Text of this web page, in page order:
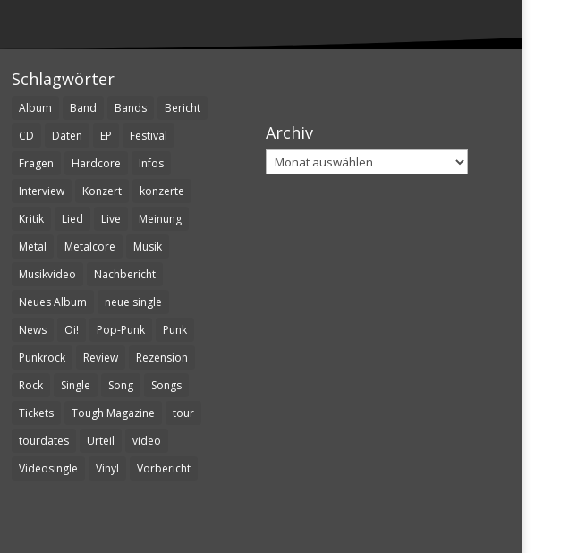
Schlagwörter
Album Band Bands
Bericht
CD
Daten EP
Festival
Fragen
Hardcore
Infos
Interview
Konzert
konzerte
Kritik
Lied Live
Meinung
Metal
Metalcore
Musik
Musikvideo
Nachbericht
Neues Album
neue single
News
Oi! Pop-Punk
Punk
Punkrock
Review
Rezension
Rock
Single Song
Songs
Tickets
Tough Magazine
tour
tourdates
Urteil
video
Videosingle
Vinyl Vorbericht
Archiv
Archiv